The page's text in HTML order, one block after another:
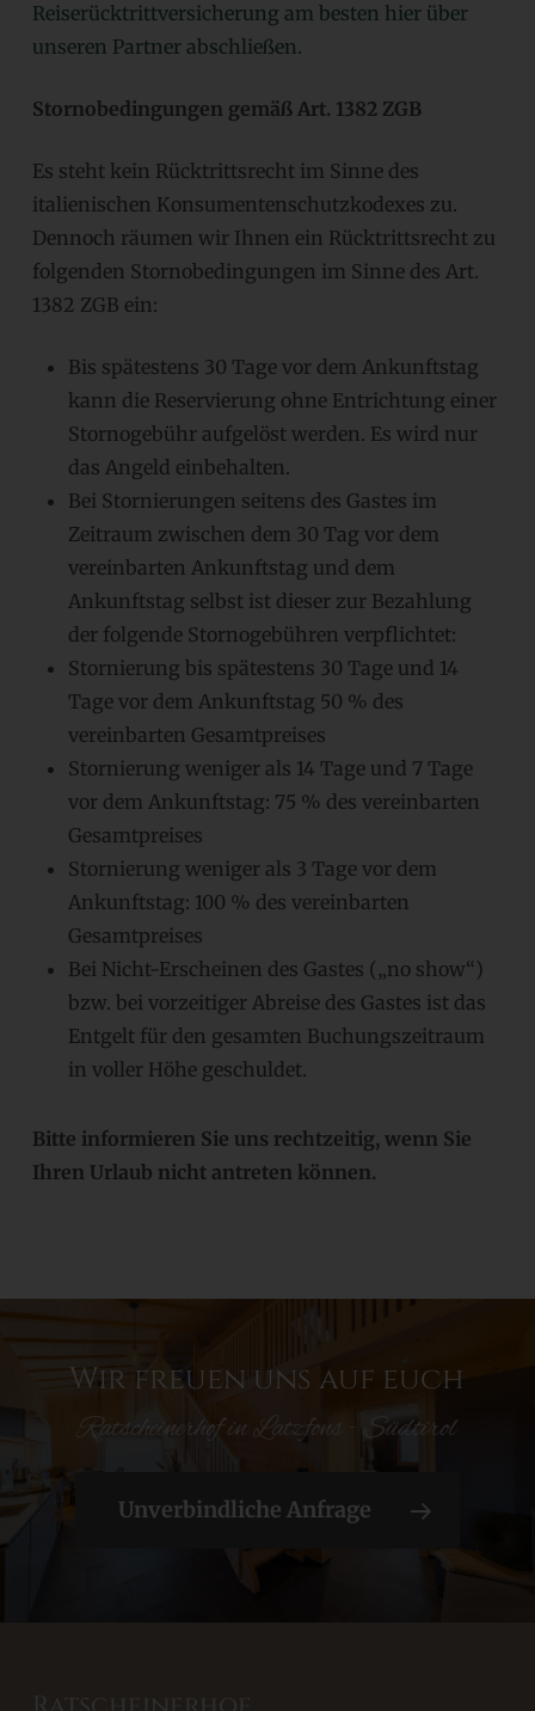
Reiserücktrittversicherung am besten hier über
unseren Partner abschließen.
Stornobedingungen gemäß Art. 1382 ZGB
Es steht kein Rücktrittsrecht im Sinne des
italienischen Konsumentenschutzkodexes zu.
Dennoch räumen wir Ihnen ein Rücktrittsrecht zu
folgenden Stornobedingungen im Sinne des Art.
1382 ZGB ein:
Bis spätestens 30 Tage vor dem Ankunftstag
kann die Reservierung ohne Entrichtung einer
Stornogebühr aufgelöst werden. Es wird nur
das Angeld einbehalten.
Bei Stornierungen seitens des Gastes im
Zeitraum zwischen dem 30 Tag vor dem
vereinbarten Ankunftstag und dem
Ankunftstag selbst ist dieser zur Bezahlung
der folgende Stornogebühren verpflichtet:
Stornierung bis spätestens 30 Tage und 14
Tage vor dem Ankunftstag 50 % des
vereinbarten Gesamtpreises
Stornierung weniger als 14 Tage und 7 Tage
vor dem Ankunftstag: 75 % des vereinbarten
Gesamtpreises
Stornierung weniger als 3 Tage vor dem
Ankunftstag: 100 % des vereinbarten
Gesamtpreises
Bei Nicht-Erscheinen des Gastes („no show“)
bzw. bei vorzeitiger Abreise des Gastes ist das
Entgelt für den gesamten Buchungszeitraum
in voller Höhe geschuldet.
Bitte informieren Sie uns rechtzeitig, wenn Sie
Ihren Urlaub nicht antreten können.
Wir freuen uns auf euch
Ratscheinerhof in Latzfons - Südtirol
Unverbindliche Anfrage